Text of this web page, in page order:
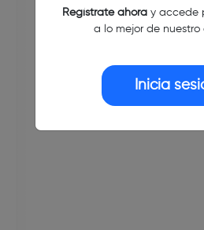
Regístrate ahoray accede
a lo mejor de nuestro
Inicia